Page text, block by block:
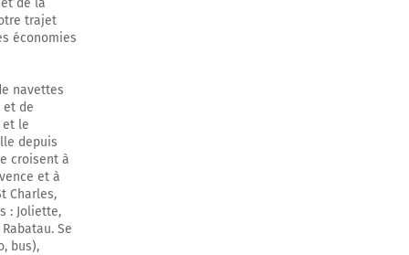
de la
trajet
économies
navettes
et de
et le
depuis
croisent à
et à
Charles,
: Joliette,
Se
bus),